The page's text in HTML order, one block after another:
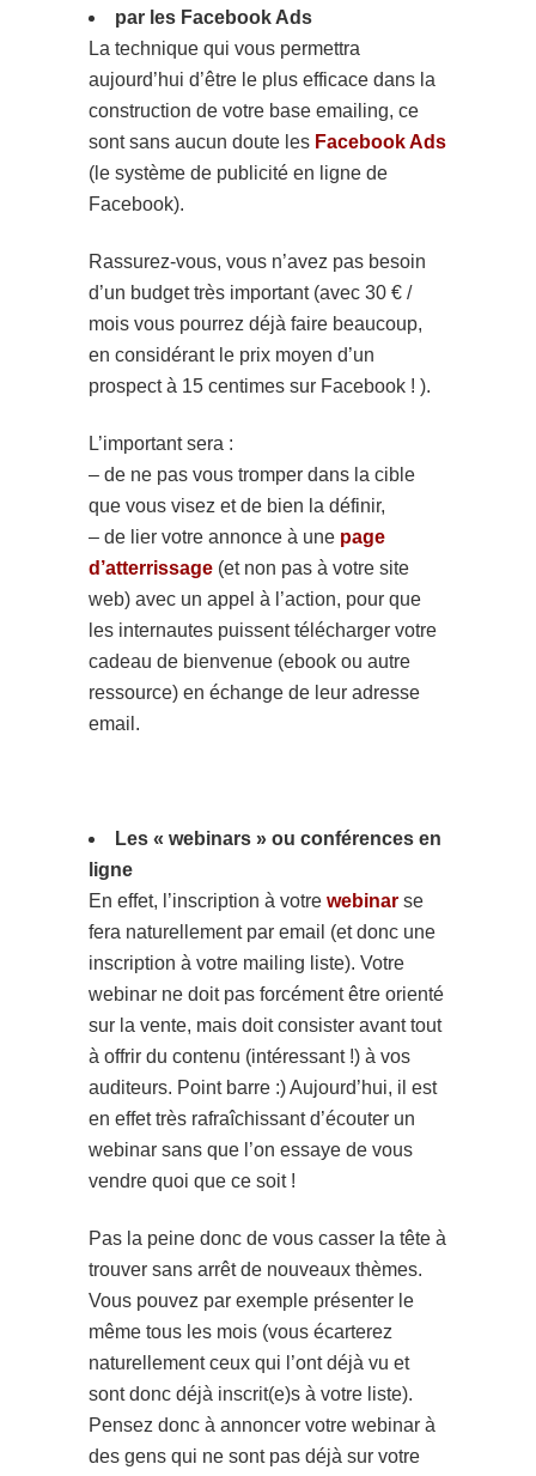
par les Facebook Ads
La technique qui vous permettra
aujourd’hui d’être le plus efficace dans la
construction de votre base emailing, ce
sont sans aucun doute les Facebook Ads
(le système de publicité en ligne de
Facebook).
Rassurez-vous, vous n’avez pas besoin
d’un budget très important (avec 30 € /
mois vous pourrez déjà faire beaucoup,
en considérant le prix moyen d’un
prospect à 15 centimes sur Facebook ! ).
L’important sera :
– de ne pas vous tromper dans la cible
que vous visez et de bien la définir,
– de lier votre annonce à une page
d’atterrissage (et non pas à votre site
web) avec un appel à l’action, pour que
les internautes puissent télécharger votre
cadeau de bienvenue (ebook ou autre
ressource) en échange de leur adresse
email.
Les « webinars » ou conférences en
ligne
En effet, l’inscription à votre webinar se
fera naturellement par email (et donc une
inscription à votre mailing liste). Votre
webinar ne doit pas forcément être orienté
sur la vente, mais doit consister avant tout
à offrir du contenu (intéressant !) à vos
auditeurs. Point barre :) Aujourd’hui, il est
en effet très rafraîchissant d’écouter un
webinar sans que l’on essaye de vous
vendre quoi que ce soit !
Pas la peine donc de vous casser la tête à
trouver sans arrêt de nouveaux thèmes.
Vous pouvez par exemple présenter le
même tous les mois (vous écarterez
naturellement ceux qui l’ont déjà vu et
sont donc déjà inscrit(e)s à votre liste).
Pensez donc à annoncer votre webinar à
des gens qui ne sont pas déjà sur votre